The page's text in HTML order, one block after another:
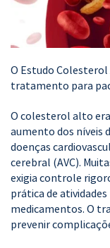
O Estudo
tratamento para
O colesterol alto
aumento dos níveis
doenças
cerebral (AVC).
exigia controle
prática de atividades
medicamentos. O
prevenir